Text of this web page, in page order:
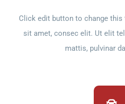
Click edit button to change
sit amet, consec elit. Ut elit
mattis, pulvinar